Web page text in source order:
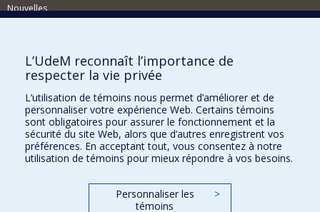
Nouvelles
Comment soutenir le Département?
BESOIN D'AIDE?
Plan du site
Signaler une erreur
Accessibilité
FACULTÉ DES ARTS ET DES SCIENCES
Nos départements et écoles
L’UdeM reconnaît l’importance de
respecter la vie privée
L’utilisation de témoins nous permet d’améliorer et de
personnaliser votre expérience Web. Certains témoins
sont obligatoires pour assurer le fonctionnement et la
sécurité du site Web, alors que d’autres enregistrent vos
préférences. En acceptant tout, vous consentez à notre
utilisation de témoins pour mieux répondre à vos besoins.
Personnaliser les
témoins
>